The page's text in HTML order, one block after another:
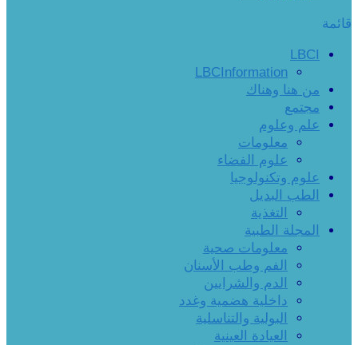
قائمة
LBCI
LBCInformation
من هنا وهناك
مجتمع
علم وعلوم
معلومات
علوم الفضاء
علوم وتكنولوجيا
الطب البديل
التغذية
المجلة الطبية
معلومات صحية
الفم وطب الأسنان
الدم والشرايين
داخلية هضمية وغدد
البولية والتناسلية
العيادة العينية